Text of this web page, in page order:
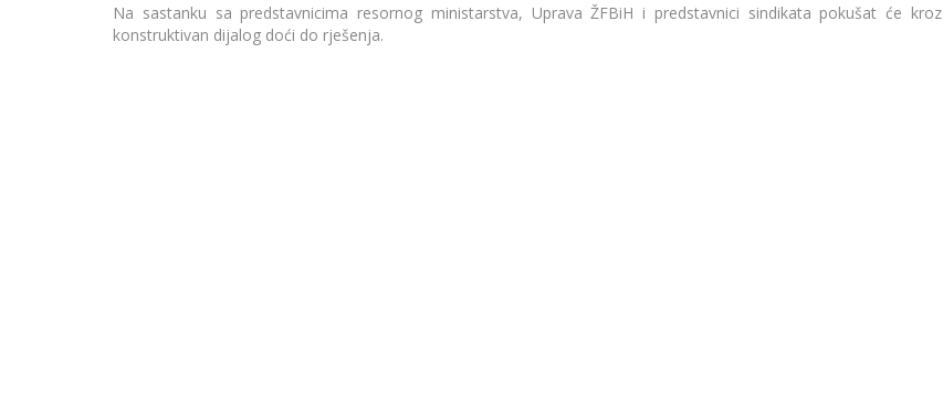
Na sastanku sa predstavnicima resornog ministarstva, Uprava ŽFBiH i predstavnici sindikata pokušat će kroz
konstruktivan dijalog doći do rješenja.